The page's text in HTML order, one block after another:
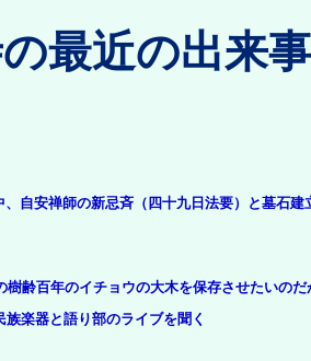
最近の出来事
齢百年のイチョウの大木を保存させたいのだ
楽器と語り部のライブを聞く
、自安禅師の新忌斉（四十九日法要）と墓石建